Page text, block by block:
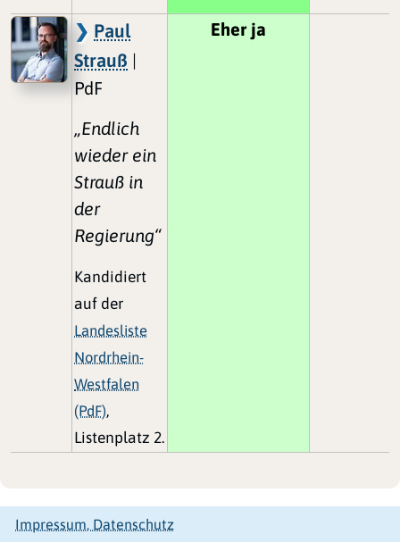
Paul
Strauß |
PdF
„Endlich
wieder ein
Strauß in
der
Regierung“
Kandidiert
auf der
Landesliste
Nordrhein-
Westfalen
(PdF),
Listenplatz 2.
Eher ja
Impressum, Datenschutz